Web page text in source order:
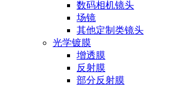
数码相机镜头
场镜
其他定制类镜头
光学镀膜
增透膜
反射膜
部分反射膜